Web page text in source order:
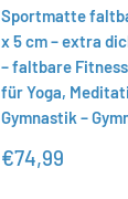
Sportmatte
x 5 cm – extra
– faltbare
für Yoga,
Gymnastik –
Sonderpreis
€74,99